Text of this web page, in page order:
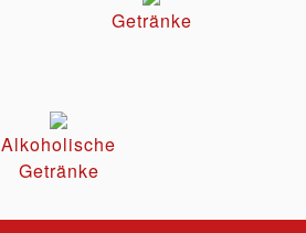
Getränke
Alkoholische
Getränke